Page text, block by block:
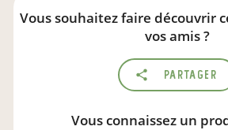
Vous souhaitez faire découvrir
vos amis ?
Partager
Vous connaissez un